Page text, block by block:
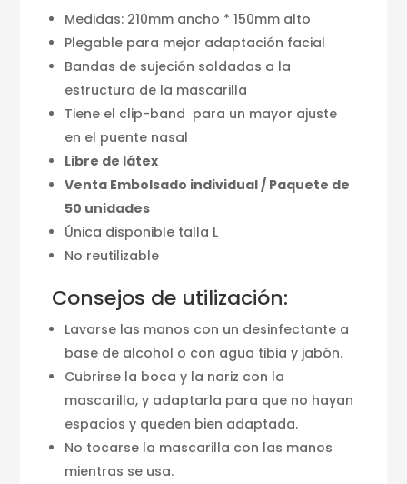
Medidas: 210mm ancho * 150mm alto
Plegable para mejor adaptación facial
Bandas de sujeción soldadas a la
estructura de la mascarilla
Tiene el clip-band para un mayor ajuste
en el puente nasal
Libre de látex
Venta Embolsado individual / Paquete de
50 unidades
Única disponible talla L
No reutilizable
Consejos de utilización:
Lavarse las manos con un desinfectante a
base de alcohol o con agua tibia y jabón.
Cubrirse la boca y la nariz con la
mascarilla, y adaptarla para que no hayan
espacios y queden bien adaptada.
No tocarse la mascarilla con las manos
mientras se usa.